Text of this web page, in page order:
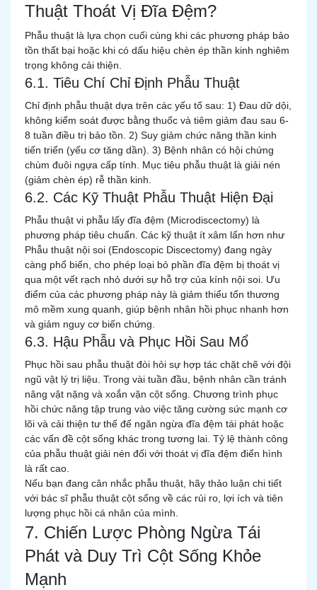
Thuật Thoát Vị Đĩa Đệm?
Phẫu thuật là lựa chọn cuối cùng khi các phương pháp bảo
tồn thất bại hoặc khi có dấu hiệu chèn ép thần kinh nghiêm
trọng không cải thiện.
6.1. Tiêu Chí Chỉ Định Phẫu Thuật
Chỉ định phẫu thuật dựa trên các yếu tố sau: 1) Đau dữ dội,
không kiểm soát được bằng thuốc và tiêm giảm đau sau 6-
8 tuần điều trị bảo tồn. 2) Suy giảm chức năng thần kinh
tiến triển (yếu cơ tăng dần). 3) Bệnh nhân có hội chứng
chùm đuôi ngựa cấp tính. Mục tiêu phẫu thuật là giải nén
(giảm chèn ép) rễ thần kinh.
6.2. Các Kỹ Thuật Phẫu Thuật Hiện Đại
Phẫu thuật vi phẫu lấy đĩa đệm (Microdiscectomy) là
phương pháp tiêu chuẩn. Các kỹ thuật ít xâm lấn hơn như
Phẫu thuật nội soi (Endoscopic Discectomy) đang ngày
càng phổ biến, cho phép loại bỏ phần đĩa đệm bị thoát vị
qua một vết rạch nhỏ dưới sự hỗ trợ của kính nội soi. Ưu
điểm của các phương pháp này là giảm thiểu tổn thương
mô mềm xung quanh, giúp bệnh nhân hồi phục nhanh hơn
và giảm nguy cơ biến chứng.
6.3. Hậu Phẫu và Phục Hồi Sau Mổ
Phục hồi sau phẫu thuật đòi hỏi sự hợp tác chặt chẽ với đội
ngũ vật lý trị liệu. Trong vài tuần đầu, bệnh nhân cần tránh
nâng vật nặng và xoắn vặn cột sống. Chương trình phục
hồi chức năng tập trung vào việc tăng cường sức mạnh cơ
lõi và cải thiện tư thế để ngăn ngừa đĩa đệm tái phát hoặc
các vấn đề cột sống khác trong tương lai. Tỷ lệ thành công
của phẫu thuật giải nén đối với thoát vị đĩa đệm điển hình
là rất cao.
Nếu bạn đang cân nhắc phẫu thuật, hãy thảo luận chi tiết
với bác sĩ phẫu thuật cột sống về các rủi ro, lợi ích và tiên
lượng phục hồi cá nhân của mình.
7. Chiến Lược Phòng Ngừa Tái
Phát và Duy Trì Cột Sống Khỏe
Mạnh